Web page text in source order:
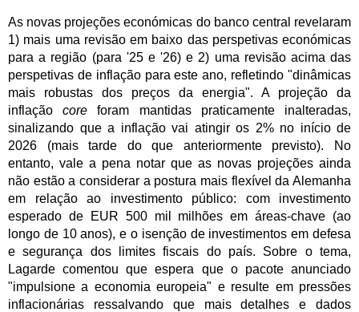
As novas projeções económicas do banco central revelaram
1) mais uma revisão em baixo das perspetivas económicas
para a região (para '25 e '26) e 2) uma revisão acima das
perspetivas de inflação para este ano, refletindo "dinâmicas
mais robustas dos preços da energia". A projeção da
inflaçãocore foram mantidas praticamente inalteradas,
sinalizando que a inflação vai atingir os 2% no início de
2026 (mais tarde do que anteriormente previsto). No
entanto, vale a pena notar que as novas projeções ainda
não estão a considerar a postura mais flexível da Alemanha
em relação ao investimento público: com investimento
esperado de EUR 500 mil milhões em áreas-chave (ao
longo de 10 anos), e o isenção de investimentos em defesa
e segurança dos limites fiscais do país. Sobre o tema,
Lagarde comentou que espera que o pacote anunciado
"impulsione a economia europeia" e resulte em pressões
inflacionárias ressalvando que mais detalhes e dados